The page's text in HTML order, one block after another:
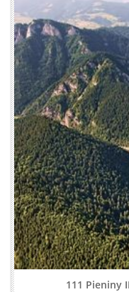
111 Pieniny